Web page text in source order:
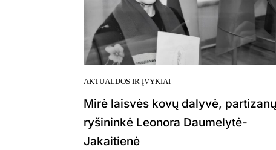
AKTUALIJOS IR ĮVYKIAI
Mirė laisvės kovų dalyvė, partizanų
ryšininkė Leonora Daumelytė-
Jakaitienė